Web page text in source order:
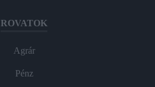
ROVATOK
Agrár
Pénz